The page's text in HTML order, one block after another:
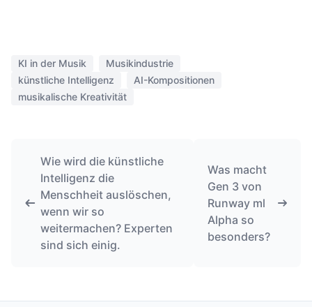
KI in der Musik
Musikindustrie
künstliche Intelligenz
AI-Kompositionen
musikalische Kreativität
Wie wird die künstliche
Intelligenz die
Menschheit auslöschen,
wenn wir so
weitermachen? Experten
sind sich einig.
Was macht
Gen 3 von
Runway ml
Alpha so
besonders?